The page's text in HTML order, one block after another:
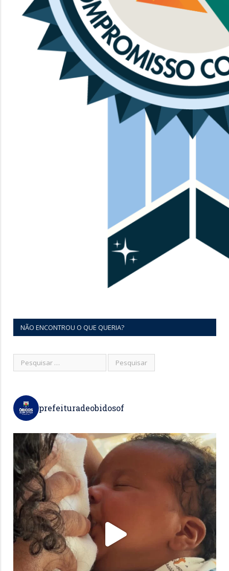
NÃO ENCONTROU O QUE QUERIA?
prefeituradeobidosof